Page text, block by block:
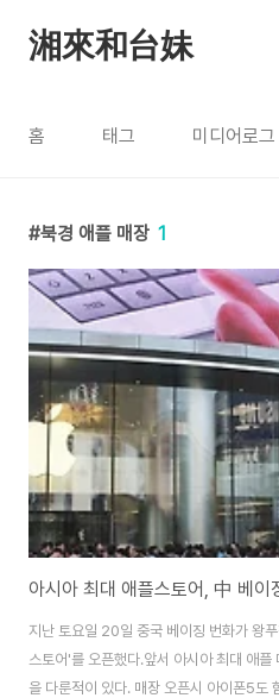
湘來和台妹
홈 태그 미디어로그
북경 애플 매장 1
아시아 최대 애플스토어, 中 베이
지난 토요일 20일 중국 베이징 번화가 왕
스토어'를 오픈했다.앞서 아시아 최대 애
을 다룬적이 있다. 매장 오픈시 아이폰5도